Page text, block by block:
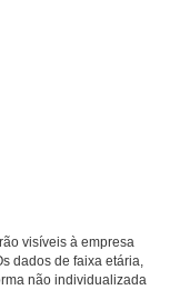
visíveis à empresa
dados de faixa etária,
não individualizada